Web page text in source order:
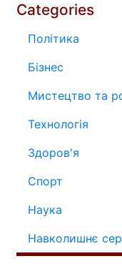
Categories
Політика
Бізнес
Мистецтво та
Технологія
Здоров'я
Спорт
Наука
Навколишнє